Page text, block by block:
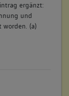
ergänzt:
und
worden. (a)